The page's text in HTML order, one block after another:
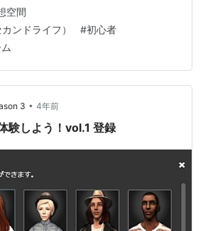
ソフトもあり、公式ではない方が使
のですが、とりあえずSL体験なので
②登録した時のユーザー名とパスワ
イン ③利用規約にチェックを入れて
世界の中です！最…
空間
ンドライフ） #初心者
3 • 4年前
験しよう！vol.1 登録